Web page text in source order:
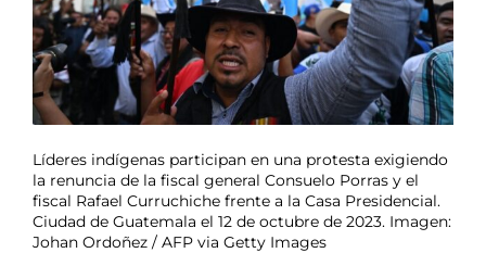
Líderes indígenas participan en una protesta exigiendo
la renuncia de la fiscal general Consuelo Porras y el
fiscal Rafael Curruchiche frente a la Casa Presidencial.
Ciudad de Guatemala el 12 de octubre de 2023. Imagen:
Johan Ordoñez / AFP via Getty Images